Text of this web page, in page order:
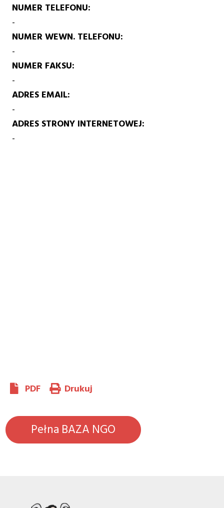
NUMER TELEFONU
-
NUMER WEWN. TELEFONU
-
NUMER FAKSU
-
ADRES EMAIL
-
ADRES STRONY INTERNETOWEJ
-
PDF Drukuj
Pełna BAZA NGO